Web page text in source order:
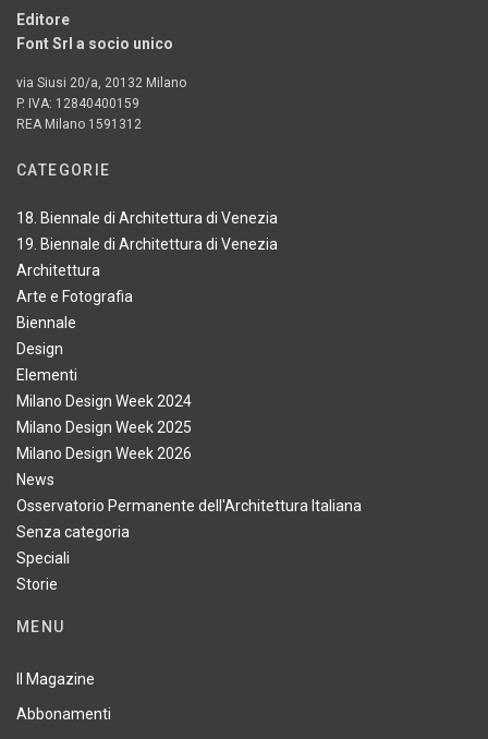
Editore
Font Srl a socio unico
via Siusi 20/a, 20132 Milano
P. IVA: 12840400159
REA Milano 1591312
CATEGORIE
18. Biennale di Architettura di Venezia
19. Biennale di Architettura di Venezia
Architettura
Arte e Fotografia
Biennale
Design
Elementi
Milano Design Week 2024
Milano Design Week 2025
Milano Design Week 2026
News
Osservatorio Permanente dell'Architettura Italiana
Senza categoria
Speciali
Storie
MENU
Il Magazine
Abbonamenti